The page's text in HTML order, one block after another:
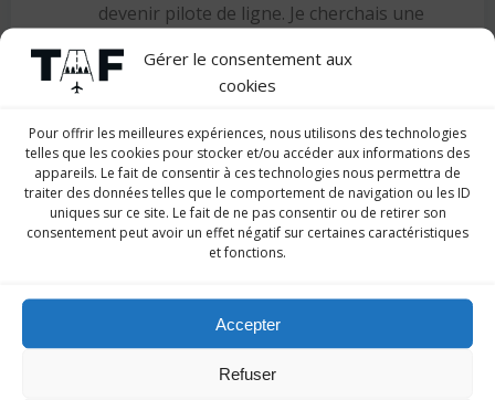
Gérer le consentement aux
cookies
Pour offrir les meilleures expériences, nous utilisons des technologies
telles que les cookies pour stocker et/ou accéder aux informations des
appareils. Le fait de consentir à ces technologies nous permettra de
traiter des données telles que le comportement de navigation ou les ID
uniques sur ce site. Le fait de ne pas consentir ou de retirer son
consentement peut avoir un effet négatif sur certaines caractéristiques
et fonctions.
Accepter
Refuser
devenir pilote de ligne. Je cherchais une
école sérieuse qui puisse me former
rapidement. Trimaille Aéro Formation
domicile, d’avoir une excellente
réputation avec une flotte qui me
plaisait. De plus, un testeur qui avait
évalué plusieurs stagiaires en sortie de
formation me l’avait conseillé. J’ai donc
afin d’y passer le CPL, l’IR ME ainsi que
le FI. Tout au long de ma formation, je
me suis sentie bien accompagnée avec